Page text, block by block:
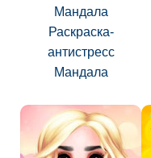
Раскраска-
антистресс
Мандала